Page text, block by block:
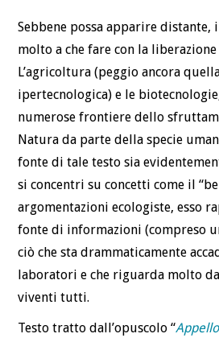
Sebbene possa apparire distante,
molto a che fare con la liberazione
L’agricoltura (peggio ancora
ipertecnologica) e le
numerose frontiere dello
Natura da parte della specie
fonte di tale testo sia
si concentri su concetti come il
argomentazioni ecologiste, esso
fonte di informazioni (compreso
ciò che sta drammaticamente
laboratori e che riguarda molto
viventi tutti.
Testo tratto dall’opuscolo “